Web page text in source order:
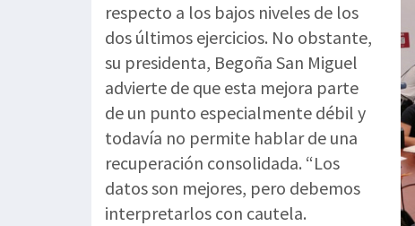
respecto a los bajos niveles de los
dos últimos ejercicios. No obstante,
su presidenta, Begoña San Miguel
advierte de que esta mejora parte
de un punto especialmente débil y
todavía no permite hablar de una
recuperación consolidada. “Los
datos son mejores, pero debemos
interpretarlos con cautela.